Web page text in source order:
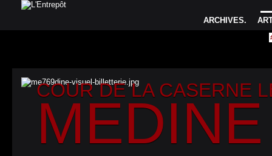
ARCHIVES.
COUR DE LA CASERNE
MEDINE